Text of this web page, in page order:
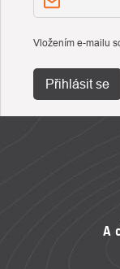
Vložením e-mailu
Přihlásit se